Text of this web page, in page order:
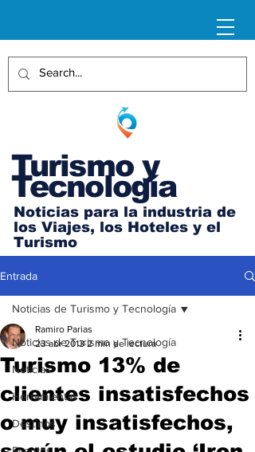
Turismo y
Tecnología
Noticias para la industria de
los Viajes, los Hoteles y el
Turismo
Entrada
Noticias de Turismo y Tecnología
Noticias
Herramientas
Destinos
Noticias de Turismo y Tecnología
Turismo 13% de
clientes insatisfechos
o muy insatisfechos,
Ramiro Parias
23 abr 2013 2 min de lectura